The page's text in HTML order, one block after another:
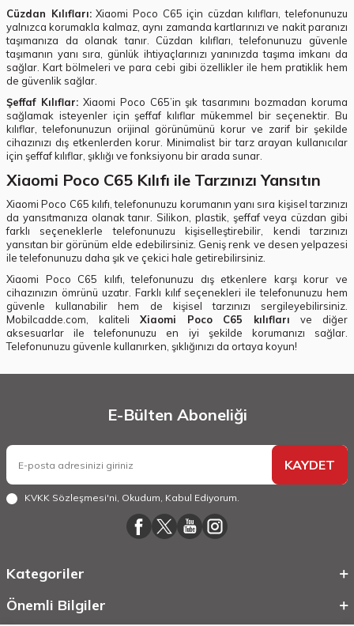
Cüzdan Kılıfları:Xiaomi Poco C65 için cüzdan kılıfları, telefonunuzu
yalnızca korumakla kalmaz, aynı zamanda kartlarınızı ve nakit paranızı
taşımanıza da olanak tanır. Cüzdan kılıfları, telefonunuzu güvenle
taşımanın yanı sıra, günlük ihtiyaçlarınızı yanınızda taşıma imkanı da
sağlar. Kart bölmeleri ve para cebi gibi özellikler ile hem pratiklik hem
de güvenlik sağlar.
Şeffaf Kılıflar:Xiaomi Poco C65’in şık tasarımını bozmadan koruma
sağlamak isteyenler için şeffaf kılıflar mükemmel bir seçenektir. Bu
kılıflar, telefonunuzun orijinal görünümünü korur ve zarif bir şekilde
cihazınızı dış etkenlerden korur. Minimalist bir tarz arayan kullanıcılar
için şeffaf kılıflar, şıklığı ve fonksiyonu bir arada sunar.
Xiaomi Poco C65 Kılıfı ile Tarzınızı Yansıtın
Xiaomi Poco C65 kılıfı, telefonunuzu korumanın yanı sıra kişisel tarzınızı
da yansıtmanıza olanak tanır. Silikon, plastik, şeffaf veya cüzdan gibi
farklı seçeneklerle telefonunuzu kişiselleştirebilir, kendi tarzınızı
yansıtan bir görünüm elde edebilirsiniz. Geniş renk ve desen yelpazesi
ile telefonunuzu daha şık ve çekici hale getirebilirsiniz.
Xiaomi Poco C65 kılıfı, telefonunuzu dış etkenlere karşı korur ve
cihazınızın ömrünü uzatır. Farklı kılıf seçenekleri ile telefonunuzu hem
güvenle kullanabilir hem de kişisel tarzınızı sergileyebilirsiniz.
Mobilcadde.com, kaliteli Xiaomi Poco C65 kılıfları ve diğer
aksesuarlar ile telefonunuzu en iyi şekilde korumanızı sağlar.
Telefonunuzu güvenle kullanırken, şıklığınızı da ortaya koyun!
E-Bülten Aboneliği
KAYDET
KVKK Sözleşmesi'ni, Okudum, Kabul Ediyorum.
Kategoriler
Önemli Bilgiler